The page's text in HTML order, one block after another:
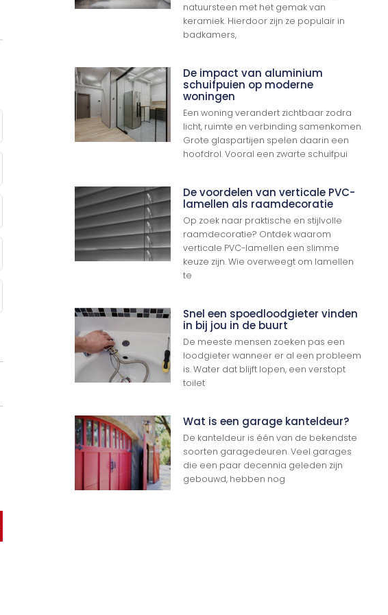
natuursteen met het gemak van
keramiek. Hierdoor zijn ze populair in
badkamers,
De impact van aluminium
schuifpuien op moderne
woningen
Een woning verandert zichtbaar zodra
licht, ruimte en verbinding samenkomen.
Grote glaspartijen spelen daarin een
hoofdrol. Vooral een zwarte schuifpui
De voordelen van verticale PVC-
lamellen als raamdecoratie
Op zoek naar praktische en stijlvolle
raamdecoratie? Ontdek waarom
verticale PVC-lamellen een slimme
keuze zijn. Wie overweegt om lamellen
te
Snel een spoedloodgieter vinden
in bij jou in de buurt
De meeste mensen zoeken pas een
loodgieter wanneer er al een probleem
is. Water dat blijft lopen, een verstopt
toilet
Wat is een garage kanteldeur?
De kanteldeur is één van de bekendste
soorten garagedeuren. Veel garages
die een paar decennia geleden zijn
gebouwd, hebben nog